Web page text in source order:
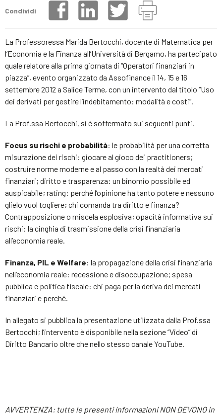
Condividi
La Professoressa Marida Bertocchi, docente di Matematica per
l’Economia e la Finanza all’Università di Bergamo, ha partecipato
quale relatore alla prima giornata di “Operatori finanziari in
piazza”, evento organizzato da Assofinance il 14, 15 e 16
settembre 2012 a Salice Terme, con un intervento dal titolo “Uso
dei derivati per gestire l’indebitamento: modalità e costi”.
La Prof.ssa Bertocchi, si è soffermato sui seguenti punti.
Focus su rischi e probabilità: le probabilità per una corretta
misurazione dei rischi: giocare al gioco dei practitioners;
costruire norme moderne e al passo con la realtà dei mercati
finanziari; diritto e trasparenza: un binomio possibile ed
auspicabile; rating: perché l’opinione ha tanto potere e nessuno
glielo vuol togliere; chi comanda tra diritto e finanza?
Contrapposizione o miscela esplosiva; opacità informativa sui
rischi: la cinghia di trasmissione della crisi finanziaria
all’economia reale.
Finanza, PIL e Welfare: la propagazione della crisi finanziaria
nell’economia reale: recessione e disoccupazione; spesa
pubblica e politica fiscale: chi paga per la deriva dei mercati
finanziari e perché.
In allegato si pubblica la presentazione utilizzata dalla Prof.ssa
Bertocchi; l’intervento è disponibile nella sezione “Video” di
Diritto Bancario oltre che nello stesso canale YouTube.
AVVERTENZA: tutte le presenti informazioni NON DEVONO in